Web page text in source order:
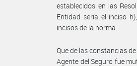
establecidos en las
Entidad sería el inciso
incisos de la norma.
Que de las constancias
Agente del Seguro fue